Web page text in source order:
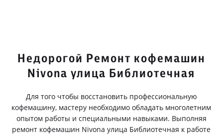
Недорогой Ремонт кофемашин
Nivona улица Библиотечная
Для того чтобы восстановить профессиональную
кофемашину, мастеру необходимо обладать многолетним
опытом работы и специальными навыками. Выполняя
ремонт кофемашин Nivona улица Библиотечная к работе